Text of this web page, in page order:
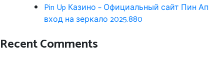
Pin Up Казино – Официальный сайт Пин Ап
вход на зеркало 2025.880
Recent Comments